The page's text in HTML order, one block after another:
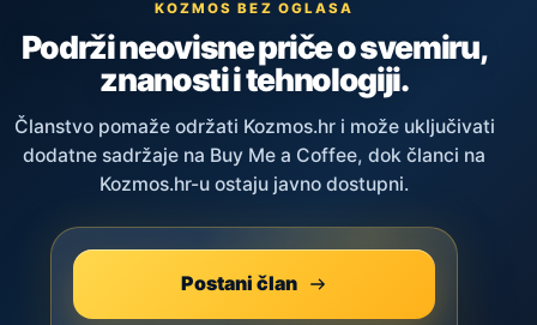
KOZMOS BEZ OGLASA
Podrži neovisne priče o svemiru,
znanosti i tehnologiji.
Članstvo pomaže održati Kozmos.hr i može uključivati
dodatne sadržaje na Buy Me a Coffee, dok članci na
Kozmos.hr-u ostaju javno dostupni.
Postani član